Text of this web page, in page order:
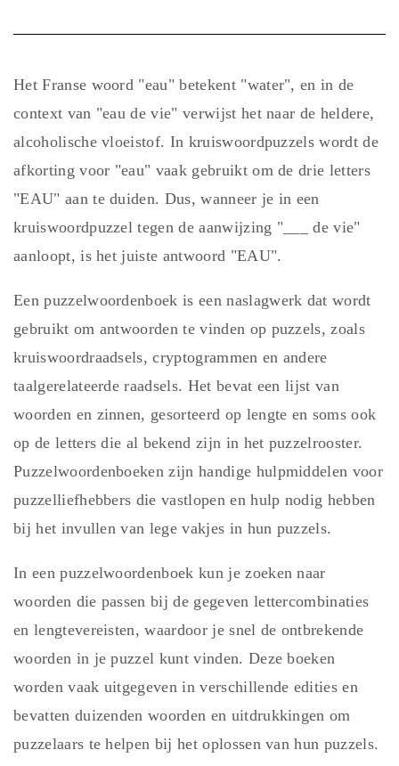
Het Franse woord "eau" betekent "water", en in de
context van "eau de vie" verwijst het naar de heldere,
alcoholische vloeistof. In kruiswoordpuzzels wordt de
afkorting voor "eau" vaak gebruikt om de drie letters
"EAU" aan te duiden. Dus, wanneer je in een
kruiswoordpuzzel tegen de aanwijzing "___ de vie"
aanloopt, is het juiste antwoord "EAU".
Een puzzelwoordenboek is een naslagwerk dat wordt
gebruikt om antwoorden te vinden op puzzels, zoals
kruiswoordraadsels, cryptogrammen en andere
taalgerelateerde raadsels. Het bevat een lijst van
woorden en zinnen, gesorteerd op lengte en soms ook
op de letters die al bekend zijn in het puzzelrooster.
Puzzelwoordenboeken zijn handige hulpmiddelen voor
puzzelliefhebbers die vastlopen en hulp nodig hebben
bij het invullen van lege vakjes in hun puzzels.
In een puzzelwoordenboek kun je zoeken naar
woorden die passen bij de gegeven lettercombinaties
en lengtevereisten, waardoor je snel de ontbrekende
woorden in je puzzel kunt vinden. Deze boeken
worden vaak uitgegeven in verschillende edities en
bevatten duizenden woorden en uitdrukkingen om
puzzelaars te helpen bij het oplossen van hun puzzels.